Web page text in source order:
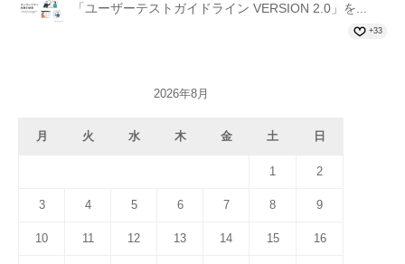
「ユーザーテストガイドライン VERSION 2.0」を...
+33
2026年8月
月 火 水 木 金 土 日
1 2
3 4 5 6 7 8 9
10 11 12 13 14 15 16